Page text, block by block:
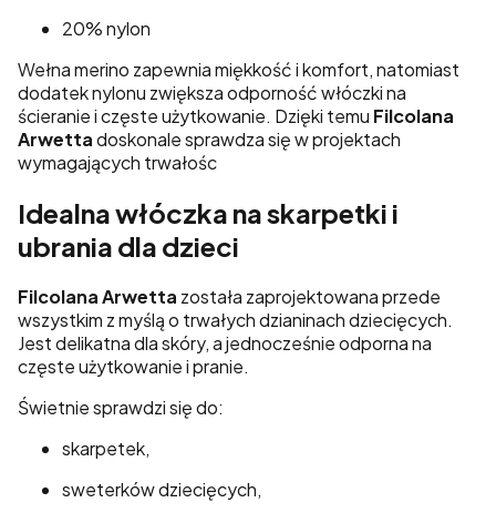
20% nylon
Wełna merino zapewnia miękkość i komfort, natomiast
dodatek nylonu zwiększa odporność włóczki na
ścieranie i częste użytkowanie. Dzięki temu Filcolana
Arwettadoskonale sprawdza się w projektach
wymagających trwałośc
Idealna włóczka na skarpetki i
ubrania dla dzieci
Filcolana Arwetta została zaprojektowana przede
wszystkim z myślą o trwałych dzianinach dziecięcych.
Jest delikatna dla skóry, a jednocześnie odporna na
częste użytkowanie i pranie.
Świetnie sprawdzi się do:
skarpetek,
sweterków dziecięcych,